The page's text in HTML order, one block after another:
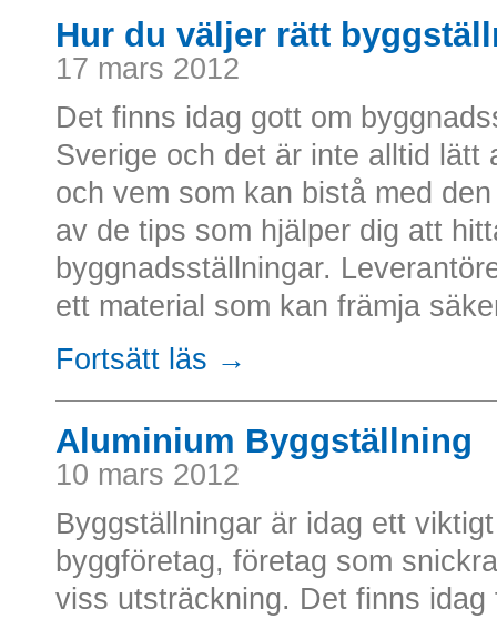
Hur du väljer rätt
17 mars 2012
Det finns idag gott om
Sverige och det är inte alltid lätt
och vem som kan bistå med
av de tips som hjälper dig att
byggnadsställningar.
ett material som kan främja
Fortsätt läs →
Aluminium Byggställning
10 mars 2012
Byggställningar är idag ett
byggföretag, företag som
viss utsträckning. Det finns